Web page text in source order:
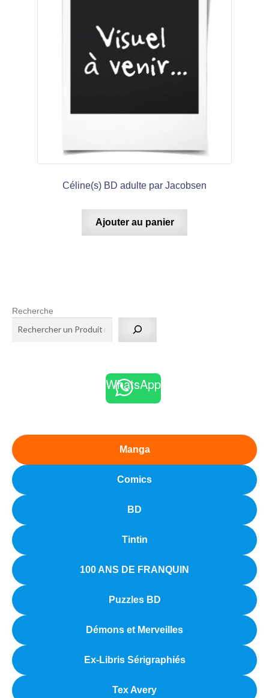
Céline(s) BD adulte par Jacobsen
Ajouter au panier
Recherche
WhatsApp
Manga
Comics
BD
Tintin
100 ANS DE FRANQUIN
Puzzles BD
Démons et Merveilles
Ex-Libris Sérigraphiés
Tex Avery